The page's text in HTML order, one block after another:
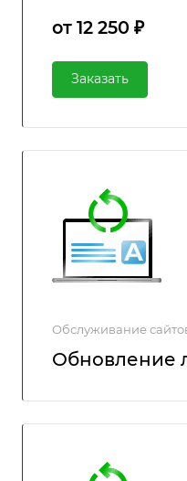
от 12 250 ₽
Заказать
Обслуживание
Обновление